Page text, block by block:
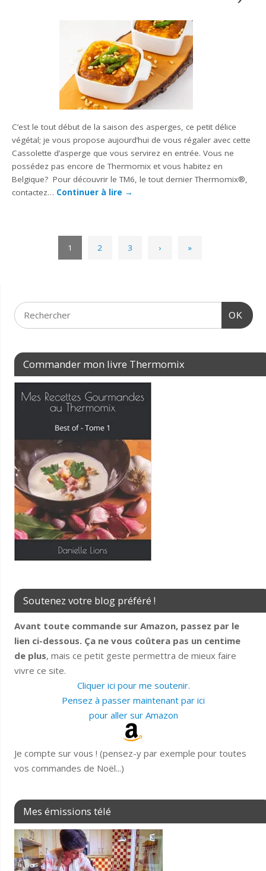
C’est le tout début de la saison des asperges, ce petit délice
végétal; je vous propose aujourd’hui de vous régaler avec cette
Cassolette d’asperge que vous servirez en entrée. Vous ne
possédez pas encore de Thermomix et vous habitez en
Belgique? Pour découvrir le TM6, le tout dernier Thermomix®,
contactez… Continuer à lire →
1 2 3 › »
OK
Commander mon livre Thermomix
Soutenez votre blog préféré !
Avant toute commande sur Amazon, passez par le
lien ci-dessous. Ça ne vous coûtera pas un centime
de plus, mais ce petit geste permettra de mieux faire
vivre ce site.
Cliquer ici pour me soutenir.
Pensez à passer maintenant par ici
pour aller sur Amazon
Je compte sur vous ! (pensez-y par exemple pour toutes
vos commandes de Noël...)
Mes émissions télé